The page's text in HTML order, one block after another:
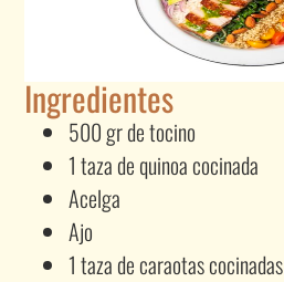
Ingredientes
500 gr de tocino
1 taza de quinoa cocinada
Acelga
Ajo
1 taza de caraotas cocinadas